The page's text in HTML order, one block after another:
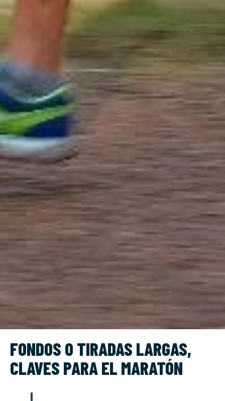
FONDOS O TIRADAS LARGAS,
CLAVES PARA EL MARATÓN